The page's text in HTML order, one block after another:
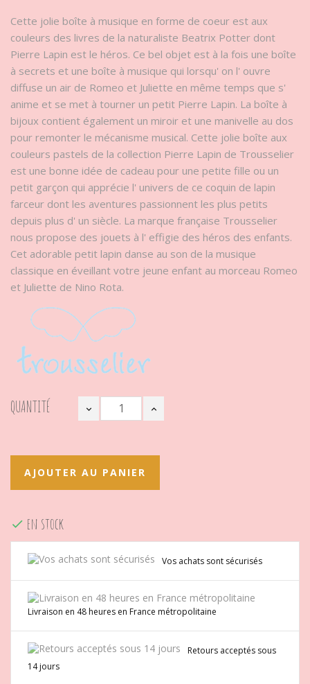
Cette jolie boîte à musique en forme de coeur est aux
couleurs des livres de la naturaliste Beatrix Potter dont
Pierre Lapin est le héros. Ce bel objet est à la fois une boîte
à secrets et une boîte à musique qui lorsqu' on l' ouvre
diffuse un air de Romeo et Juliette en même temps que s'
anime et se met à tourner un petit Pierre Lapin. La boîte à
bijoux contient également un miroir et une manivelle au dos
pour remonter le mécanisme musical. Cette jolie boîte aux
couleurs pastels de la collection Pierre Lapin de Trousselier
est une bonne idée de cadeau pour une petite fille ou un
petit garçon qui apprécie l' univers de ce coquin de lapin
farceur dont les aventures passionnent les plus petits
depuis plus d' un siècle. La marque française Trousselier
nous propose des jouets à l' effigie des héros des enfants.
Cet adorable petit lapin danse au son de la musique
classique en éveillant votre jeune enfant au morceau Romeo
et Juliette de Nino Rota.
QUANTITÉ
AJOUTER AU PANIER
 en stock
Vos achats sont sécurisés
Livraison en 48 heures en France métropolitaine
Retours acceptés sous
14 jours